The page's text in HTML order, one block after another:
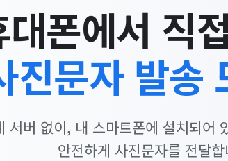
대폰에서 직
진문자 발송
서버 없이, 내 스마트폰에 설치되어
안전하게 사진문자를 전달